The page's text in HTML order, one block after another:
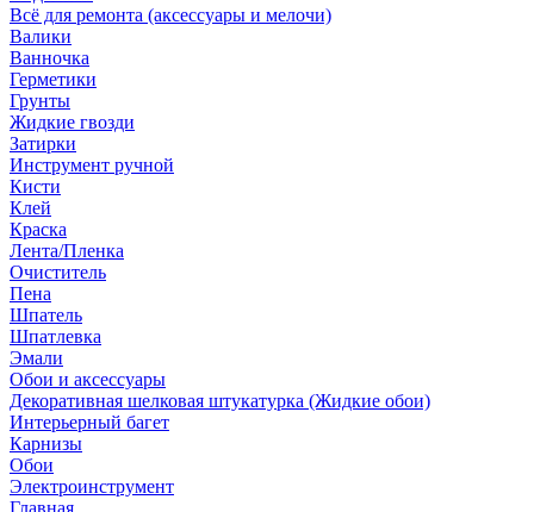
Всё для ремонта (аксессуары и мелочи)
Валики
Ванночка
Герметики
Грунты
Жидкие гвозди
Затирки
Инструмент ручной
Кисти
Клей
Краска
Лента/Пленка
Очиститель
Пена
Шпатель
Шпатлевка
Эмали
Обои и аксессуары
Декоративная шелковая штукатурка (Жидкие обои)
Интерьерный багет
Карнизы
Обои
Электроинструмент
Главная